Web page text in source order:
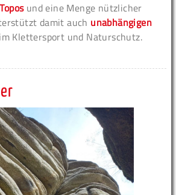
und eine Menge nützlicher
damit auch unabhängigen
Klettersport und Naturschutz.